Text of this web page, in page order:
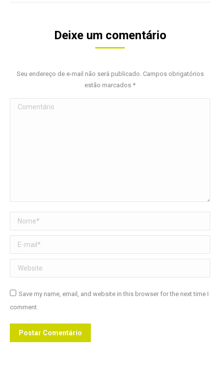
Deixe um comentário
Seu endereço de e-mail não será publicado. Campos obrigatórios
estão marcados *
Comentário
Nome *
E-mail *
Website
Save my name, email, and website in this browser for the next time I
comment.
Postar Comentário